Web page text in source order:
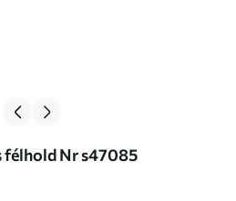
és félhold Nr s47085